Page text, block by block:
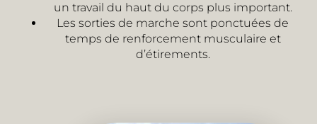
un travail du haut du corps plus important.
Les sorties de marche sont ponctuées de
temps de renforcement musculaire et
d’étirements.